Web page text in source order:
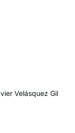
Velásquez Gil